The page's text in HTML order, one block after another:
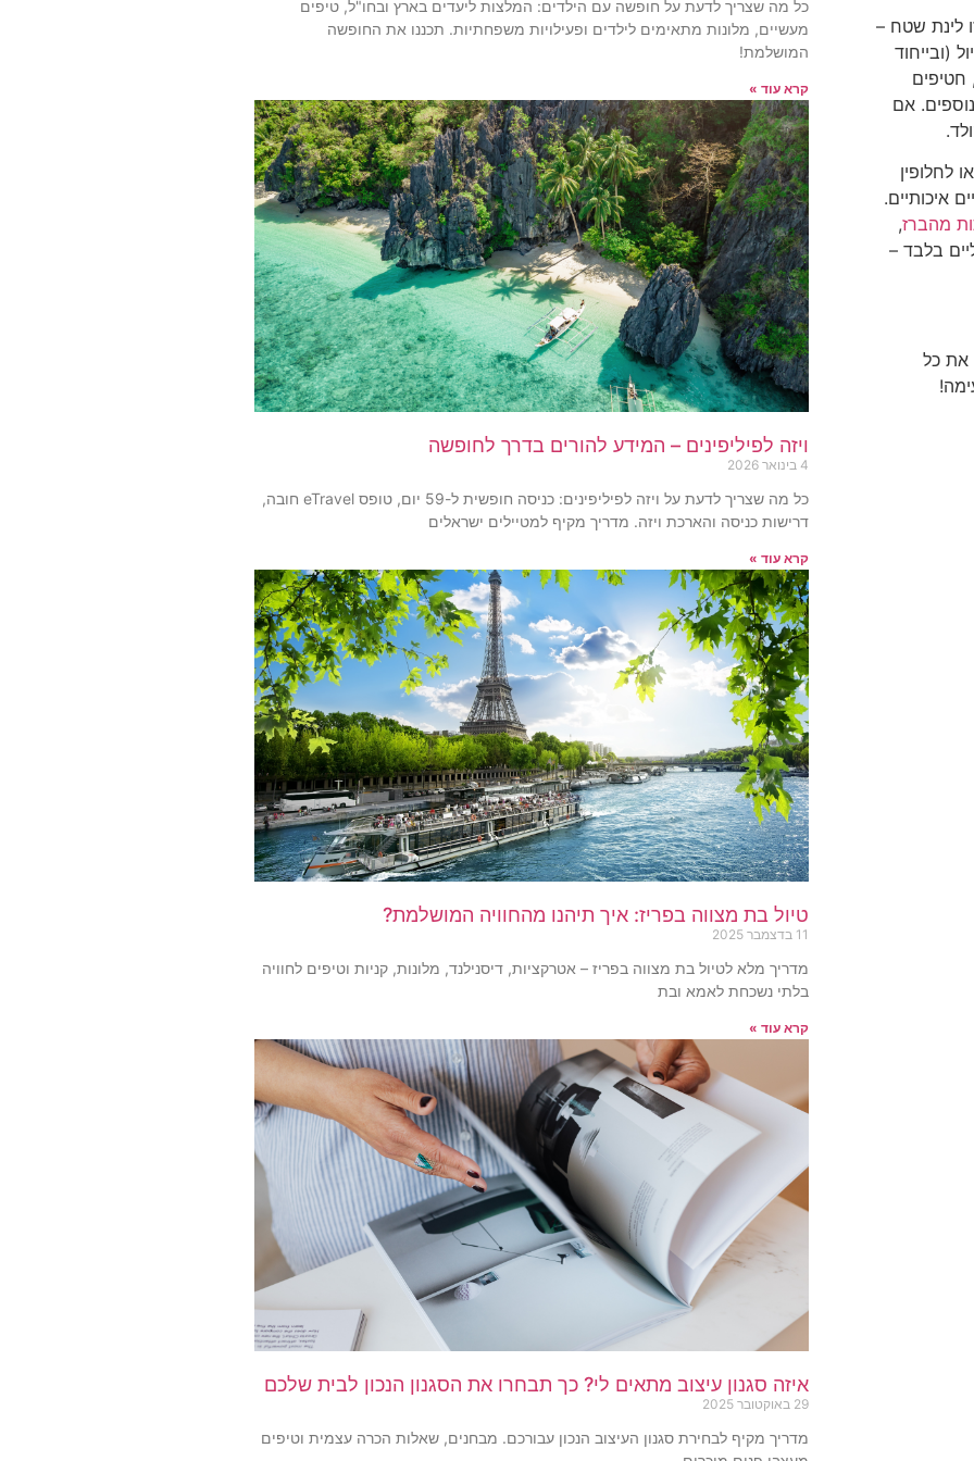
לינת שטח –
(ובייחוד
חטיפים
אם
לחלופין
איכותיים.
מהברז,
בלבד –
את כל
כל מה שצריך לדעת על חופשה עם הילדים: המלצות ליעדים בארץ ובחו"ל, טיפים
מעשיים, מלונות מתאימים לילדים ופעילויות משפחתיות. תכננו את החופשה
המושלמת!
קרא עוד »
ויזה לפיליפינים – המידע להורים בדרך לחופשה
4 בינואר 2026
כל מה שצריך לדעת על ויזה לפיליפינים: כניסה חופשית ל-59 יום, טופס eTravel חובה,
דרישות כניסה והארכת ויזה. מדריך מקיף למטיילים ישראלים
קרא עוד »
טיול בת מצווה בפריז: איך תיהנו מהחוויה המושלמת?
11 בדצמבר 2025
מדריך מלא לטיול בת מצווה בפריז – אטרקציות, דיסנילנד, מלונות, קניות וטיפים לחוויה
בלתי נשכחת לאמא ובת
קרא עוד »
איזה סגנון עיצוב מתאים לי? כך תבחרו את הסגנון הנכון לבית שלכם
29 באוקטובר 2025
מדריך מקיף לבחירת סגנון העיצוב הנכון עבורכם. מבחנים, שאלות הכרה עצמית וטיפים